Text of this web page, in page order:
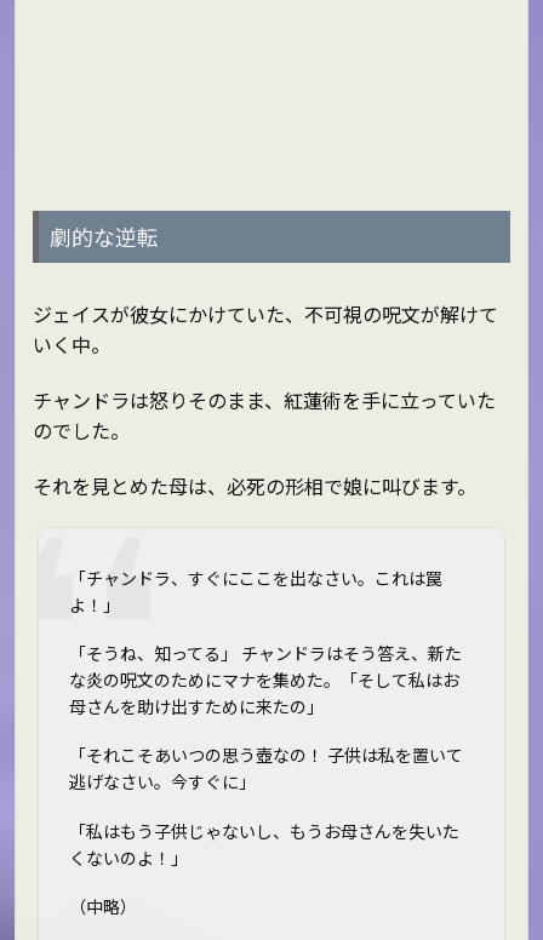
劇的な逆転
ジェイスが彼女にかけていた、不可視の呪文が解けて
いく中。
チャンドラは怒りそのまま、紅蓮術を手に立っていた
のでした。
それを見とめた母は、必死の形相で娘に叫びます。
「チャンドラ、すぐにここを出なさい。これは罠
よ！」
「そうね、知ってる」 チャンドラはそう答え、新た
な炎の呪文のためにマナを集めた。「そして私はお
母さんを助け出すために来たの」
「それこそあいつの思う壺なの！ 子供は私を置いて
逃げなさい。今すぐに」
「私はもう子供じゃないし、もうお母さんを失いた
くないのよ！」
（中略）